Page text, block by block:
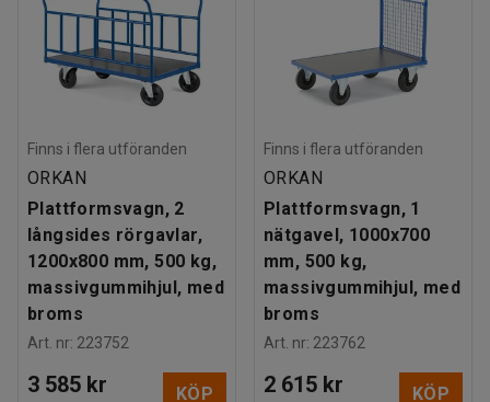
Finns i flera utföranden
ORKAN
Plattformsvagn, 2
långsides rörgavlar,
1200x800 mm, 500 kg,
massivgummihjul, med
broms
Art. nr: 223752
3 585 kr KÖP
Finns i flera utföranden
ORKAN
Plattformsvagn, 1
nätgavel, 1000x700
mm, 500 kg,
massivgummihjul, med
broms
Art. nr: 223762
2 615 kr KÖP